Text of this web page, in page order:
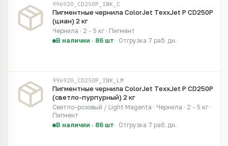
996920_CD250P_INK_C
Пигментные чернила ColorJet TexxJet P CD250P
(циан) 2 кг
Чернила · 2 - 5 кг · Пигмент
В наличии · 86 шт
Отгрузка 7 раб. дн.
996920_CD250P_INK_LM
Пигментные чернила ColorJet TexxJet P CD250P
(светло-пурпурный) 2 кг
Светло-розовый / Light Magenta · Чернила · 2 - 5 кг ·
Пигмент
В наличии · 86 шт
Отгрузка 7 раб. дн.